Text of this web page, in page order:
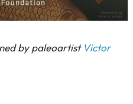
by paleoartist Victor